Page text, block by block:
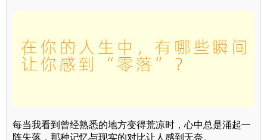
每当我看到曾经熟悉的地方变得荒凉时，心中总是涌起一
阵失落，那种记忆与现实的对比让人感到无奈。